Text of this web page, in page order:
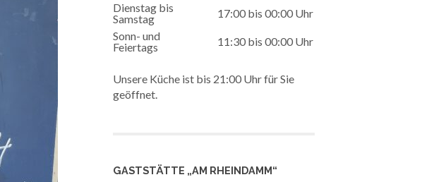
Dienstag bis
Samstag
17:00 bis 00:00 Uhr
Sonn- und
Feiertags
11:30 bis 00:00 Uhr
Unsere Küche ist bis 21:00 Uhr für Sie
geöffnet.
GASTSTÄTTE „AM RHEINDAMM“